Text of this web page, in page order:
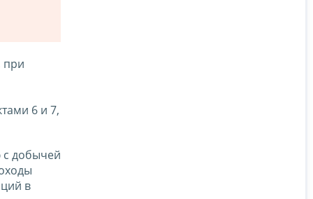
при
6 и 7,
с добычей
в